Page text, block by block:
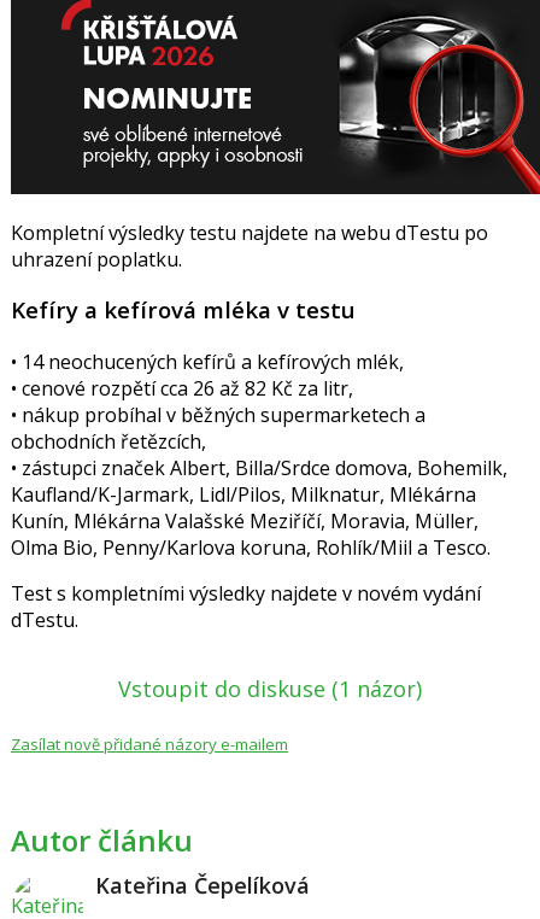
Kompletní výsledky testu najdete na webu dTestu po
uhrazení poplatku.
Kefíry a kefírová mléka v testu
• 14 neochucených kefírů a kefírových mlék,
• cenové rozpětí cca 26 až 82 Kč za litr,
• nákup probíhal v běžných supermarketech a
obchodních řetězcích,
• zástupci značek Albert, Billa/Srdce domova, Bohemilk,
Kaufland/K-Jarmark, Lidl/Pilos, Milknatur, Mlékárna
Kunín, Mlékárna Valašské Meziříčí, Moravia, Müller,
Olma Bio, Penny/Karlova koruna, Rohlík/Miil a Tesco.
Test s kompletními výsledky najdete v novém vydání
dTestu.
Vstoupit do diskuse (1 názor)
Zasílat nově přidané názory e-mailem
Autor článku
Kateřina Čepelíková